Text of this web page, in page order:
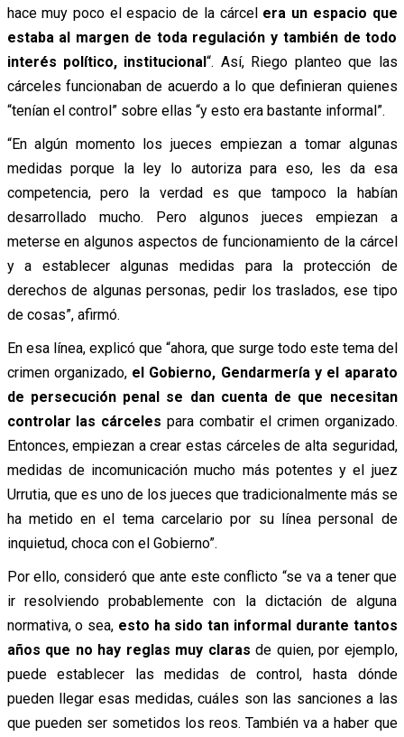
hace muy poco el espacio de la cárcel era un espacio que
estaba al margen de toda regulación y también de todo
interés político, institucional“. Así, Riego planteo que las
cárceles funcionaban de acuerdo a lo que definieran quienes
“tenían el control” sobre ellas “y esto era bastante informal”.
“En algún momento los jueces empiezan a tomar algunas
medidas porque la ley lo autoriza para eso, les da esa
competencia, pero la verdad es que tampoco la habían
desarrollado mucho. Pero algunos jueces empiezan a
meterse en algunos aspectos de funcionamiento de la cárcel
y a establecer algunas medidas para la protección de
derechos de algunas personas, pedir los traslados, ese tipo
de cosas”, afirmó.
En esa línea, explicó que “ahora, que surge todo este tema del
crimen organizado, el Gobierno, Gendarmería y el aparato
de persecución penal se dan cuenta de que necesitan
controlar las cárcelespara combatir el crimen organizado.
Entonces, empiezan a crear estas cárceles de alta seguridad,
medidas de incomunicación mucho más potentes y el juez
Urrutia, que es uno de los jueces que tradicionalmente más se
ha metido en el tema carcelario por su línea personal de
inquietud, choca con el Gobierno”.
Por ello, consideró que ante este conflicto “se va a tener que
ir resolviendo probablemente con la dictación de alguna
normativa, o sea, esto ha sido tan informal durante tantos
años que no hay reglas muy claras de quien, por ejemplo,
puede establecer las medidas de control, hasta dónde
pueden llegar esas medidas, cuáles son las sanciones a las
que pueden ser sometidos los reos. También va a haber que